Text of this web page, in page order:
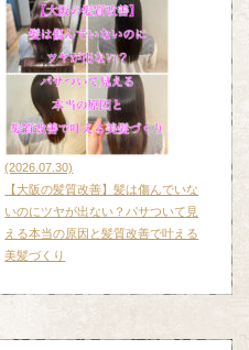
(2026.07.30)
【大阪の髪質改善】髪は傷んでいな
いのにツヤが出ない？パサついて見
える本当の原因と髪質改善で叶える
美髪づくり